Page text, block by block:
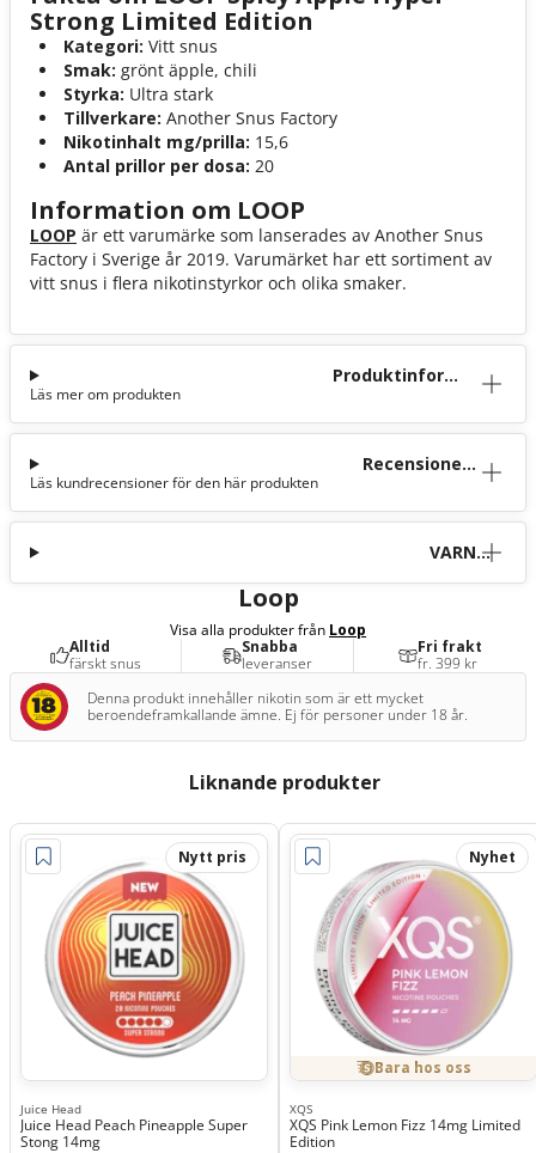
Strong Limited Edition
Kategori: Vitt snus
Smak: grönt äpple, chili
Styrka: Ultra stark
Tillverkare: Another Snus Factory
Nikotinhalt mg/prilla: 15,6
Antal prillor per dosa: 20
Information om LOOP
LOOP är ett varumärke som lanserades av Another Snus
Factory i Sverige år 2019. Varumärket har ett sortiment av
vitt snus i flera nikotinstyrkor och olika smaker.
Produktinforma
Läs mer om produkten
Recensioner
Läs kundrecensioner för den här produkten
VARNI
Loop
Visa alla produkter från Loop
Alltid
färskt snus
Snabba
leveranser
Fri frakt
fr. 399 kr
Denna produkt innehåller nikotin som är ett mycket
beroendeframkallande ämne. Ej för personer under 18 år.
Liknande produkter
Nytt pris
Juice Head
Juice Head Peach Pineapple Super
Stong 14mg
Nyhet
Bara hos oss
XQS
XQS Pink Lemon Fizz 14mg Limited
Edition